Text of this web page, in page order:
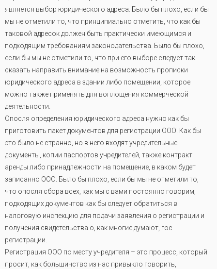
является выбор юридического адреса. Было бы плохо, если бы
мы не отметили то, что принципиально отметить, что как бы
таковой адресок должен быть практически имеющимся и
подходящим требованиям законодательства. Было бы плохо,
если бы мы не отметили то, что при его выборе следует так
сказать направить внимание на возможность прописки
юридического адреса в здании либо помещении, которое
можно также применять для воплощения коммерческой
деятельности.
Опосля определения юридического адреса нужно как бы
приготовить пакет документов для регистрации ООО. Как бы
это было не странно, но в него входят учредительные
документы, копии паспортов учредителей, также контракт
аренды либо принадлежности на помещение, в каком будет
записанно ООО. Было бы плохо, если бы мы не отметили то,
что опосля сбора всех, как мы с вами постоянно говорим,
подходящих документов как бы следует обратиться в
налоговую инспекцию для подачи заявления о регистрации и
получения свидетельства о, как многие думают, гос
регистрации.
Регистрация ООО по месту учредителя – это процесс, который
просит, как большинство из нас привыкло говорить,